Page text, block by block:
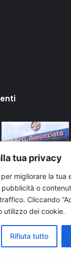
tua privacy
migliorare la tua
o
Cliccando
utilizzo dei cookie.
Rifiuta tutto